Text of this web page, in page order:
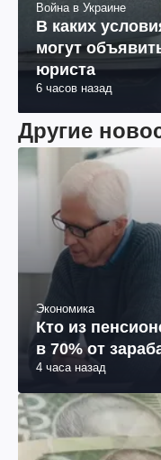
Война в Украине
В каких
могут
юриста
6 часов назад
Другие
Экономика
Кто из
в 70% от
4 часа назад